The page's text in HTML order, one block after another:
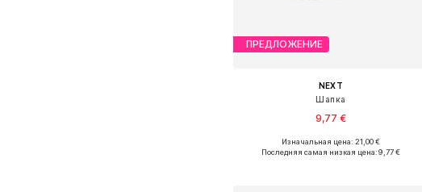
ПРЕДЛОЖЕНИЕ
NEXT
Шапка
9,77 €
Доступные размеры: 55-60
Изначальная цена: 21,00 €
Последняя самая низкая цена:9,77 €